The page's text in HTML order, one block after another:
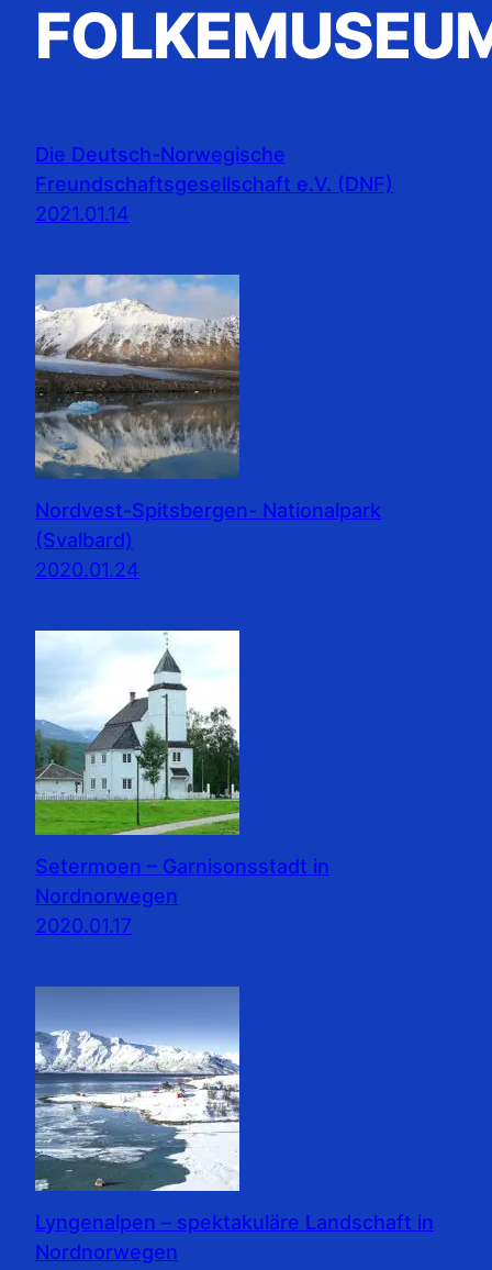
Die Deutsch-Norwegische
Freundschaftsgesellschaft e.V. (DNF)
2021.01.14
Nordvest-Spitsbergen- Nationalpark
(Svalbard)
2020.01.24
Setermoen – Garnisonsstadt in
Nordnorwegen
2020.01.17
Lyngenalpen – spektakuläre Landschaft in
Nordnorwegen